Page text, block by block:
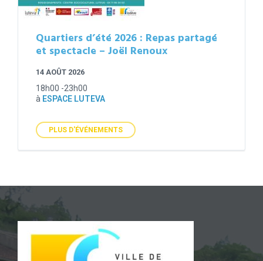
Quartiers d’été 2026 : Repas partagé
et spectacle – Joël Renoux
14 AOÛT 2026
18h00 -23h00
à ESPACE LUTEVA
PLUS D'ÉVÉNEMENTS